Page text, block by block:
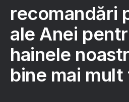
recomandări
ale Anei
hainele
bine mai mult